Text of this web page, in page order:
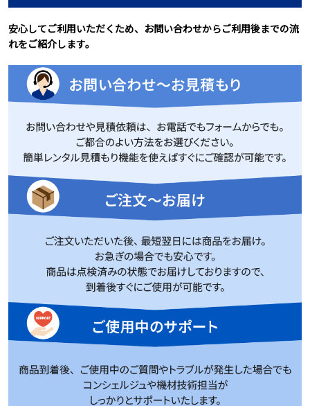
安心してご利用いただくため、お問い合わせからご利用後までの流
れをご紹介します。